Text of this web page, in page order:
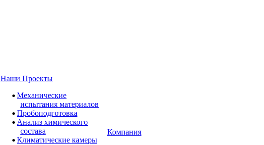
Наши Проекты
Механические
испытания материалов
Пробоподготовка
Анализ химического
состава
Климатические камеры
Компания